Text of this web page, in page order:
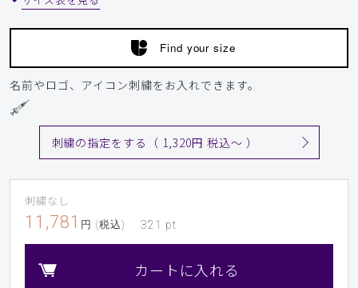
Find your size
名前やロゴ、アイコン刺繍をお入れできます。
刺繍の指定をする（ 1,320円 税込〜 ）
刺繍なし
11,781 円 (税込) 321 pt
カートに入れる